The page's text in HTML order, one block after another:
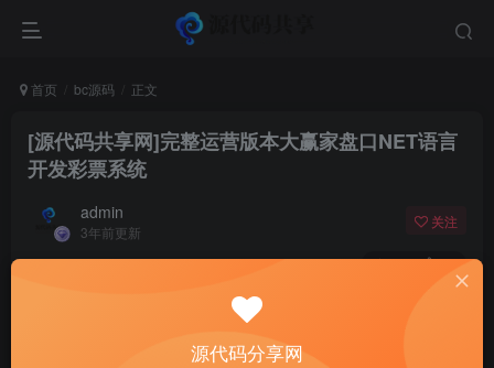
首页 bc源码 正文
[源代码共享网]完整运营版本大赢家盘口NET语言
开发彩票系统
admin
3年前更新
关注
388 10
此内容为付费阅读，请付费后查看
源代码分享网